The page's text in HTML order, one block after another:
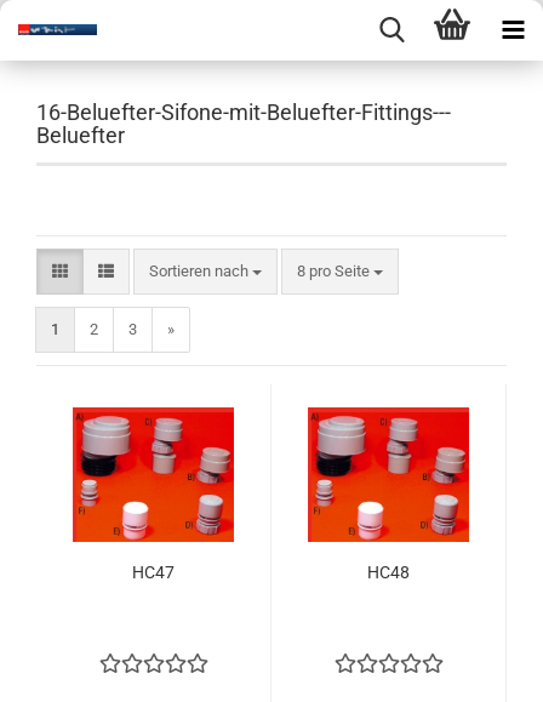
16-Beluefter-Sifone-mit-Beluefter-Fittings---
Beluefter
Sortieren nach
Sortieren nach 8 pro Seite
pro Seite
1 2 3 »
HC47 HC48